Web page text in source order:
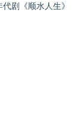
剧《顺水人生》